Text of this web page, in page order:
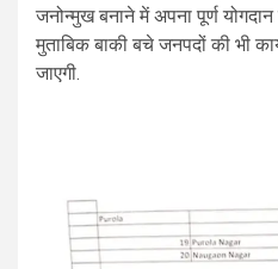
जनोन्मुख बनाने में अपना पूर्ण योगदान
मुताबिक बाकी बचे जनपदों की भी
जाएगी.